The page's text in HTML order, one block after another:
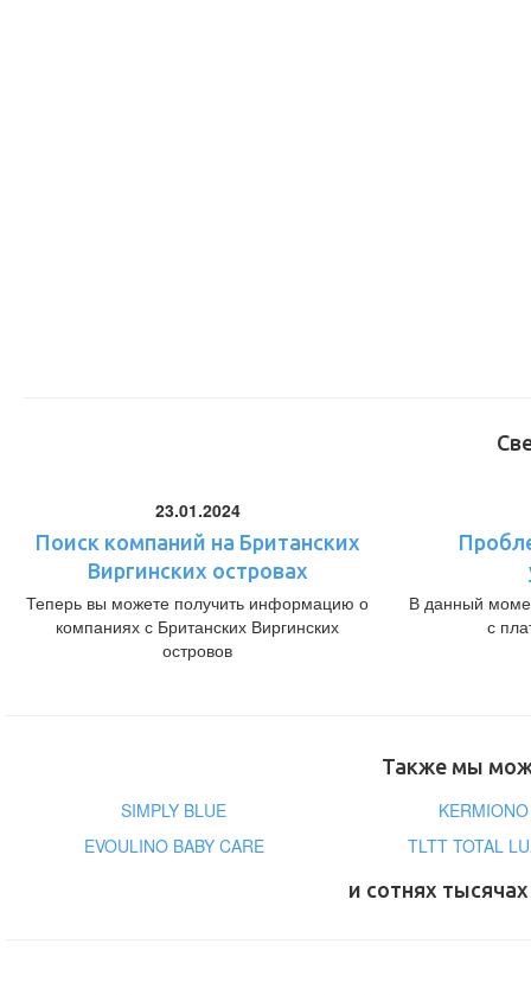
23.01.2024
Поиск компаний на Британских
Виргинских островах
Теперь вы можете получить информацию о
компаниях с Британских Виргинских
островов
В данный
с
Также мы
SIMPLY BLUE
EVOULINO BABY CARE
TLTT TOTAL
и сотнях